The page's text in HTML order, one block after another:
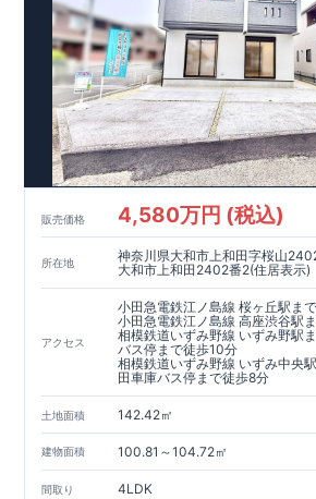
販売価格 4,580万円 (税込)
所在地
神奈川県大和市上和田字桜山
大和市上和田2402番2(住居表示)
アクセス
小田急電鉄江ノ島線 桜ヶ丘駅ま
小田急電鉄江ノ島線 高座渋谷駅
相模鉄道いずみ野線 いずみ野駅
バス停まで徒歩10分
相模鉄道いずみ野線 いずみ中央
田車庫バス停まで徒歩8分
土地面積 142.42㎡
建物面積 100.81～104.72㎡
間取り 4LDK